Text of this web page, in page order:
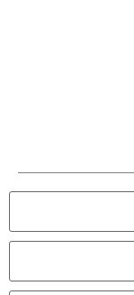
Boutiques en